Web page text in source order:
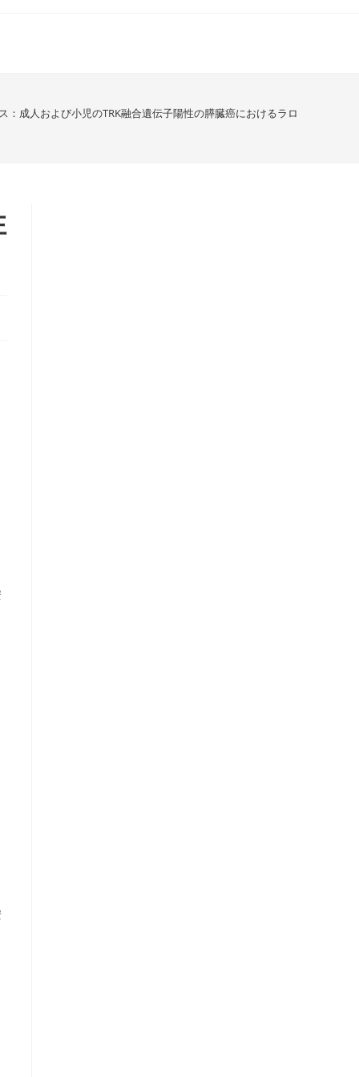
：成人および小児のTRK融合遺伝子陽性の膵臓癌におけるラロトレチニブ